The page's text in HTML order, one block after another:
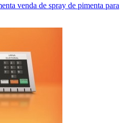
venda de spray de pimenta para